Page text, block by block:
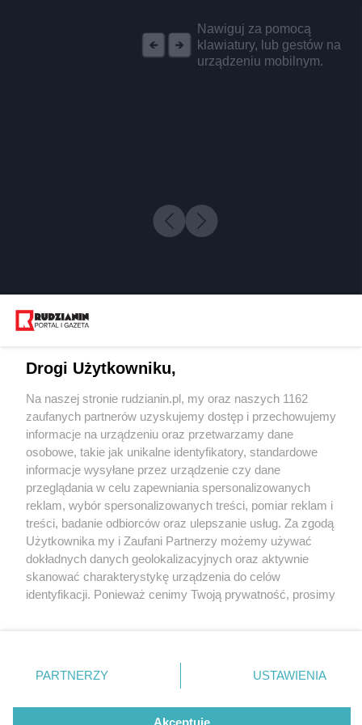
Nawiguj za pomocą
klawiatury, lub gestów na
urządzeniu mobilnym.
3 / 0
Wydawca mediów
Nie zapomnij
zapoznać się z:
polityką prywatności regulamin korzystania z portali
Twojemiasto
Piekary Śląskie
Chorzów
Tarnowskie Góry
Gliwice
Skontakuj sięz nami
Kontakt
Wydawca
Redakcja
Drogi Użytkowniku,
Na naszej stronie rudzianin.pl, my oraz naszych 1162
zaufanych partnerów uzyskujemy dostęp i przechowujemy
informacje na urządzeniu oraz przetwarzamy dane
osobowe, takie jak unikalne identyfikatory, standardowe
informacje wysyłane przez urządzenie czy dane
przeglądania w celu zapewniania spersonalizowanych
reklam, wybór spersonalizowanych treści, pomiar reklam i
treści, badanie odbiorców oraz ulepszanie usług. Za zgodą
Użytkownika my i Zaufani Partnerzy możemy używać
dokładnych danych geolokalizacyjnych oraz aktywnie
skanować charakterystykę urządzenia do celów
identyfikacji. Ponieważ cenimy Twoją prywatność, prosimy
prywatności znajdujący się w lewym dolnym rogu strony
. Niektóre rodzaje przetwarzania danych nie wymagają
zgody użytkownika, ale masz prawo sprzeciwić się
takiemu przetwarzaniu. Preferencje będą miały
PARTNERZY USTAWIENIA
Akceptuję